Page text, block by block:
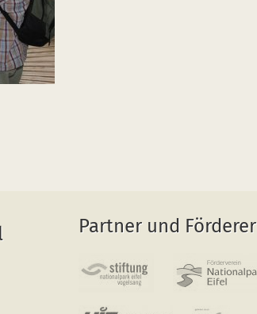
Partner und Förderer